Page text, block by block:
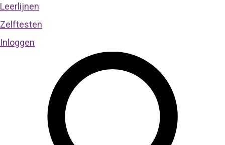
Leerlijnen
Zelftesten
Inloggen